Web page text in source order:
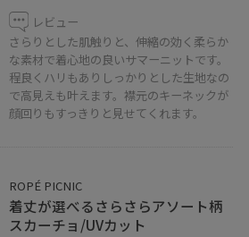
レビュー
さらりとした肌触りと、伸縮の効く柔らか
な素材で着心地の良いサマーニットです。
程良くハリもありしっかりとした生地なの
で高見えも叶えます。襟元のキーネックが
顔回りもすっきりと見せてくれます。
ROPÉ PICNIC
着丈が選べるさらさらアソート柄
スカーチョ/UVカット